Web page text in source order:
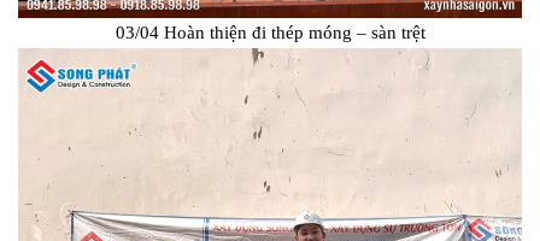
03/04 Hoàn thiện đi thép móng – sàn trệt